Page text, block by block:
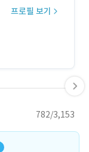
프로필 보기
782/3,153